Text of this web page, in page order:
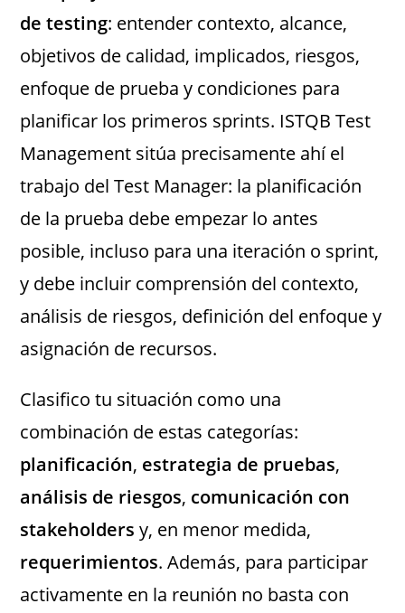
de testing: entender contexto, alcance,
objetivos de calidad, implicados, riesgos,
enfoque de prueba y condiciones para
planificar los primeros sprints. ISTQB Test
Management sitúa precisamente ahí el
trabajo del Test Manager: la planificación
de la prueba debe empezar lo antes
posible, incluso para una iteración o sprint,
y debe incluir comprensión del contexto,
análisis de riesgos, definición del enfoque y
asignación de recursos.
Clasifico tu situación como una
combinación de estas categorías:
planificación, estrategia de pruebas,
análisis de riesgos, comunicación con
stakeholders y, en menor medida,
requerimientos. Además, para participar
activamente en la reunión no basta con